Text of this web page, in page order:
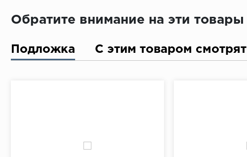
Обратите внимание на эти товары
Подложка С этим товаром смотрят